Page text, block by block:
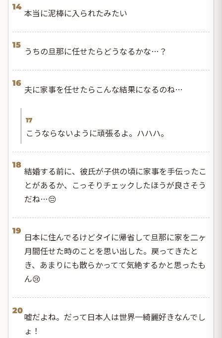
14
本当に泥棒に入られたみたい
15
うちの旦那に任せたらどうなるかな…？
16
夫に家事を任せたらこんな結果になるのね…
17
こうならないように頑張るよ。ハハハ。
18
結婚する前に、彼氏が子供の頃に家事を手伝ったこ
とがあるか、こっそりチェックしたほうが良さそう
だね…😔
19
日本に住んでるけどタイに帰省して旦那に家を二ヶ
月間任せた時のことを思い出した。戻ってきたと
き、あまりにも散らかってて気絶するかと思ったも
ん😢
20
嘘だよね。だって日本人は世界一綺麗好きなんでし
ょ！